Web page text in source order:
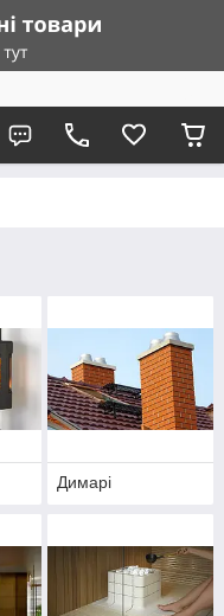
Димарі